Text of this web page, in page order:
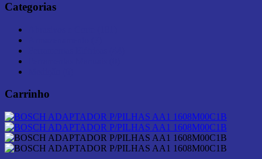
Categorias
Carrinho